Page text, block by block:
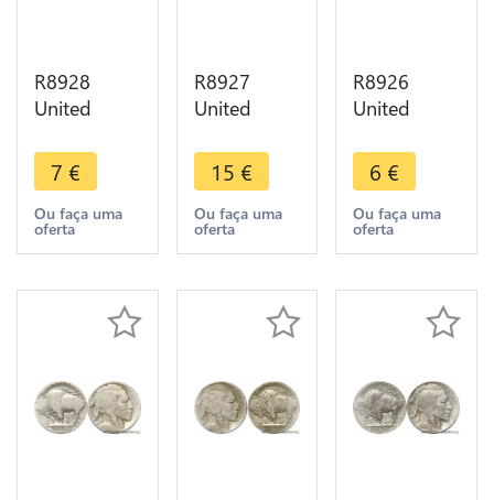
R8928
United
5 Cents
Buffalo
1916 ->
Make offer
7 €
Ou faça uma
oferta
R8927
United
5 Cents
Buffalo
1927 ->
Make offer
15 €
Ou faça uma
oferta
R8926
United
5 Cents
Buffalo S
San
Francisco -
offer
6 €
Ou faça uma
oferta